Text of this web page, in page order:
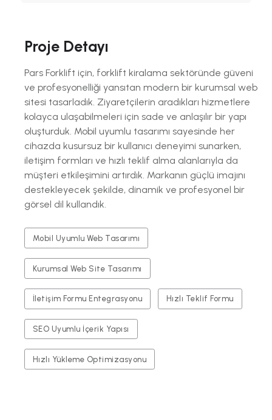
Proje Detayı
Pars Forklift için, forklift kiralama sektöründe güveni
ve profesyonelliği yansıtan modern bir kurumsal web
sitesi tasarladık. Ziyaretçilerin aradıkları hizmetlere
kolayca ulaşabilmeleri için sade ve anlaşılır bir yapı
oluşturduk. Mobil uyumlu tasarımı sayesinde her
cihazda kusursuz bir kullanıcı deneyimi sunarken,
iletişim formları ve hızlı teklif alma alanlarıyla da
müşteri etkileşimini artırdık. Markanın güçlü imajını
destekleyecek şekilde, dinamik ve profesyonel bir
görsel dil kullandık.
Mobil Uyumlu Web Tasarımı
Kurumsal Web Site Tasarımı
İletişim Formu Entegrasyonu Hızlı Teklif Formu
SEO Uyumlu İçerik Yapısı
Hızlı Yükleme Optimizasyonu